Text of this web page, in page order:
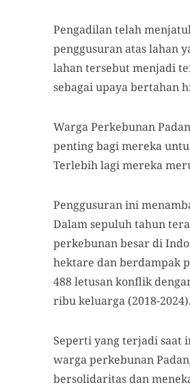
Pengadilan telah
penggusuran atas lahan
lahan tersebut menjadi
sebagai upaya bertahan
Warga Perkebunan
penting bagi mereka
Terlebih lagi mereka
Penggusuran ini
Dalam sepuluh tahun
perkebunan besar di
hektare dan berdampak
488 letusan konflik
ribu keluarga (2018-2024).
Seperti yang terjadi saat
warga perkebunan
bersolidaritas dan